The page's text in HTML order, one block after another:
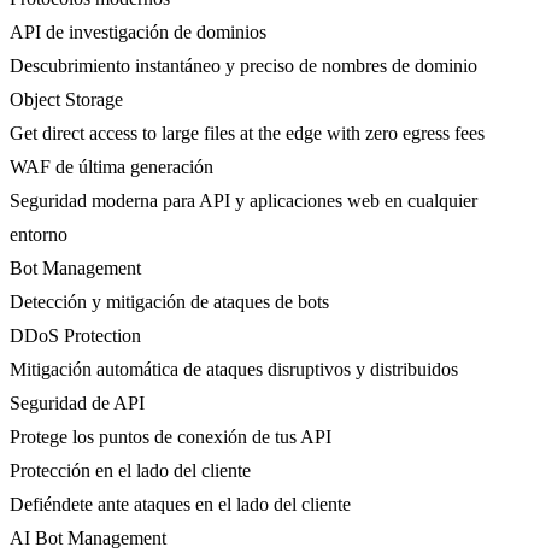
API de investigación de dominios
Descubrimiento instantáneo y preciso de nombres de dominio
Object Storage
Get direct access to large files at the edge with zero egress fees
WAF de última generación
Seguridad moderna para API y aplicaciones web en cualquier
entorno
Bot Management
Detección y mitigación de ataques de bots
DDoS Protection
Mitigación automática de ataques disruptivos y distribuidos
Seguridad de API
Protege los puntos de conexión de tus API
Protección en el lado del cliente
Defiéndete ante ataques en el lado del cliente
AI Bot Management